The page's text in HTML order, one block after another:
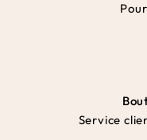
Service